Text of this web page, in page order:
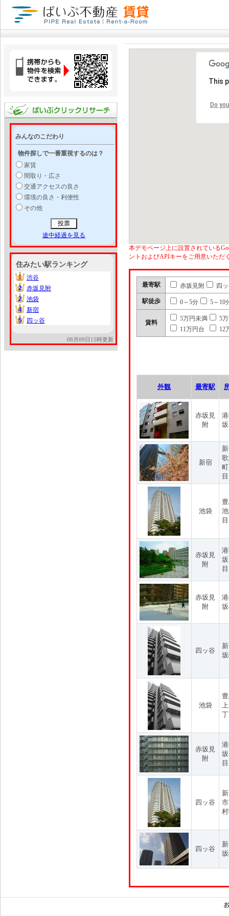
みんなのこだわり
物件探しで一番重視するのは？
家賃
間取り・広さ
交通アクセスの良さ
環境の良さ・利便性
その他
途中経過を見る
住みたい駅ランキング
1
1
渋谷
2
2
赤坂見附
2
2
池袋
4
4
新宿
5
5 四ッ谷
08月09日15時更新
This
Do
本デモページ上に設置されている
ントおよびAPIキーをご用意いただ
最寄駅 赤坂見附 四
駅徒歩 0～5分 5～10
賃料
5万円未満
5
11万円台
12
外観 最寄駅
赤坂見
附
新宿
目
池袋
目
赤坂見
附
目
赤坂見
附
四ッ谷
池袋
赤坂見
附
目
四ッ谷
四ッ谷